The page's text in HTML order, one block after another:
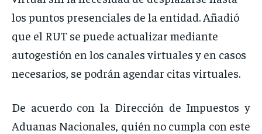
los puntos presenciales de la entidad. Añadió
que el RUT se puede actualizar mediante
autogestión en los canales virtuales y en casos
necesarios, se podrán agendar citas virtuales.
De acuerdo con la Dirección de Impuestos y
Aduanas Nacionales, quién no cumpla con este